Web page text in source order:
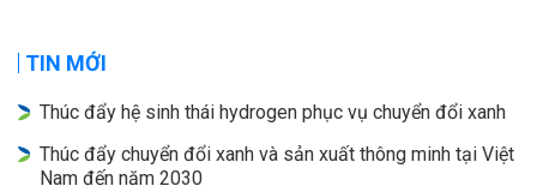
TIN MỚI
Thúc đẩy hệ sinh thái hydrogen phục vụ chuyển đổi xanh
Thúc đẩy chuyển đổi xanh và sản xuất thông minh tại Việt
Nam đến năm 2030